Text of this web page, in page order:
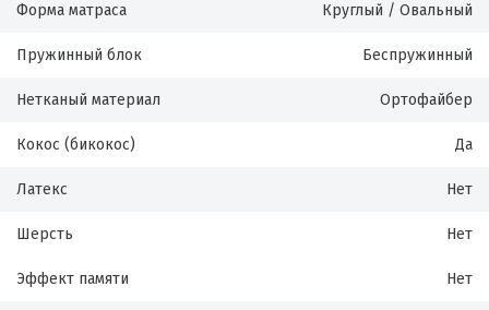
Форма матраса Круглый / Овальный
Пружинный блок Беспружинный
Нетканый материал Ортофайбер
Кокос (бикокос) Да
Латекс Нет
Шерсть Нет
Эффект памяти Нет